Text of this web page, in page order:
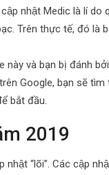
nhật Medic là lí do
Trên thực tế, đó là
và bạn bị đánh
Google, bạn sẽ
bắt đầu.
2019
“lõi”. Các cập